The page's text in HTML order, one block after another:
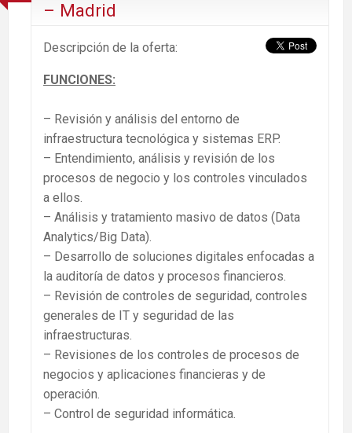
– Madrid
Descripción de la oferta:
FUNCIONES:
– Revisión y análisis del entorno de
infraestructura tecnológica y sistemas ERP.
– Entendimiento, análisis y revisión de los
procesos de negocio y los controles vinculados
a ellos.
– Análisis y tratamiento masivo de datos (Data
Analytics/Big Data).
– Desarrollo de soluciones digitales enfocadas a
la auditoría de datos y procesos financieros.
– Revisión de controles de seguridad, controles
generales de IT y seguridad de las
infraestructuras.
– Revisiones de los controles de procesos de
negocios y aplicaciones financieras y de
operación.
– Control de seguridad informática.